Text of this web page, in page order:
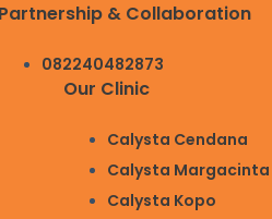
& Collaboration
082240482873
Our Clinic
Calysta Cendana
Calysta Margacinta
Calysta Kopo